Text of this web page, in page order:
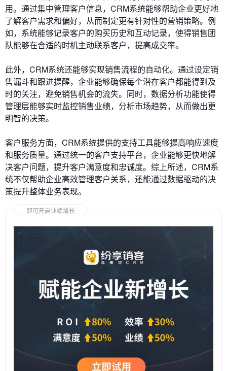
用。通过集中管理客户信息，CRM系统能够帮助企业更好地
了解客户需求和偏好，从而制定更有针对性的营销策略。例
如，系统能够记录客户的购买历史和互动记录，使得销售团
队能够在合适的时机主动联系客户，提高成交率。
此外，CRM系统还能够实现销售流程的自动化。通过设定销
售漏斗和跟进提醒，企业能够确保每个潜在客户都能得到及
时的关注，避免销售机会的流失。同时，数据分析功能使得
管理层能够实时监控销售业绩，分析市场趋势，从而做出更
明智的决策。
客户服务方面，CRM系统提供的支持工具能够提高响应速度
和服务质量。通过统一的客户支持平台，企业能够更快地解
决客户问题，提升客户满意度和忠诚度。综上所述，CRM系
统不仅帮助企业高效管理客户关系，还能通过数据驱动的决
策提升整体业务表现。
即可开启业绩增长